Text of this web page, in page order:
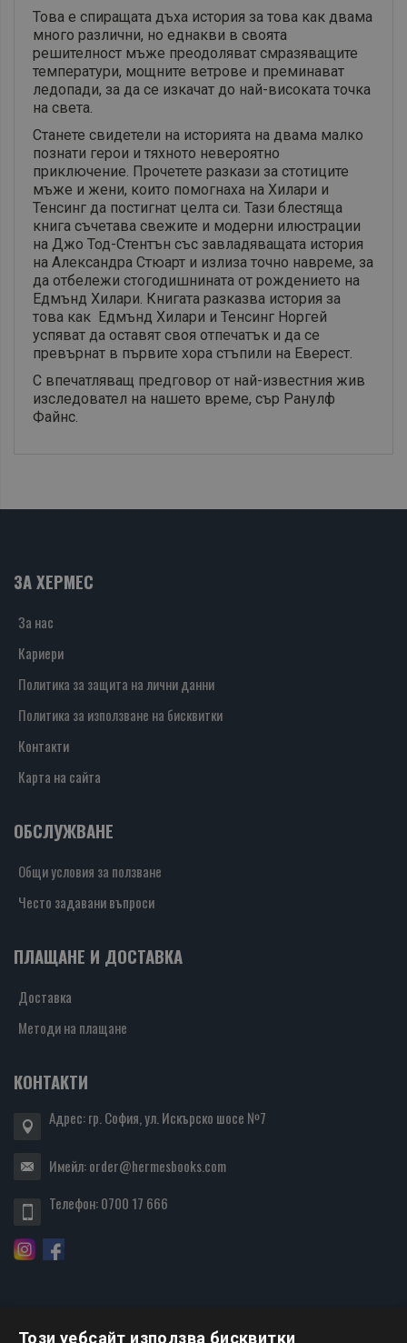
Това е спиращата дъха история за това как двама
много различни, но еднакви в своята
решителност мъже преодоляват смразяващите
температури, мощните ветрове и преминават
ледопади, за да се изкачат до най-високата точка
на света.
Станете свидетели на историята на двама малко
познати герои и тяхното невероятно
приключение. Прочетете разкази за стотиците
мъже и жени, които помогнаха на Хилари и
Тенсинг да постигнат целта си. Тази блестяща
книга съчетава свежите и модерни илюстрации
на Джо Тод-Стентън със завладяващата история
на Александра Стюарт и излиза точно навреме, за
да отбележи стогодишнината от рождението на
Едмънд Хилари. Книгата разказва история за
това как Едмънд Хилари и Тенсинг Норгей
успяват да оставят своя отпечатък и да се
превърнат в първите хора стъпили на Еверест.
С впечатляващ предговор от най-известния жив
изследовател на нашето време, сър Ранулф
Файнс.
ЗА ХЕРМЕС
За нас
Кариери
Политика за защита на лични данни
Политика за използване на бисквитки
Контакти
Карта на сайта
ОБСЛУЖВАНЕ
Общи условия за ползване
Често задавани въпроси
ПЛАЩАНЕ И ДОСТАВКА
Доставка
Методи на плащане
КОНТАКТИ
Адрес: гр. София, ул. Искърско шосе №7
Имейл:order@hermesbooks.com
Телефон:0700 17 666
Този уебсайт използва бисквитки